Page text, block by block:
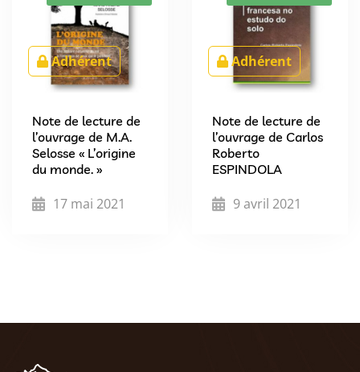
Adhérent
Note de lecture de
l’ouvrage de M.A.
Selosse « L’origine
du monde. »
17 mai 2021
Adhérent
Note de lecture de
l’ouvrage de Carlos
Roberto
ESPINDOLA
9 avril 2021